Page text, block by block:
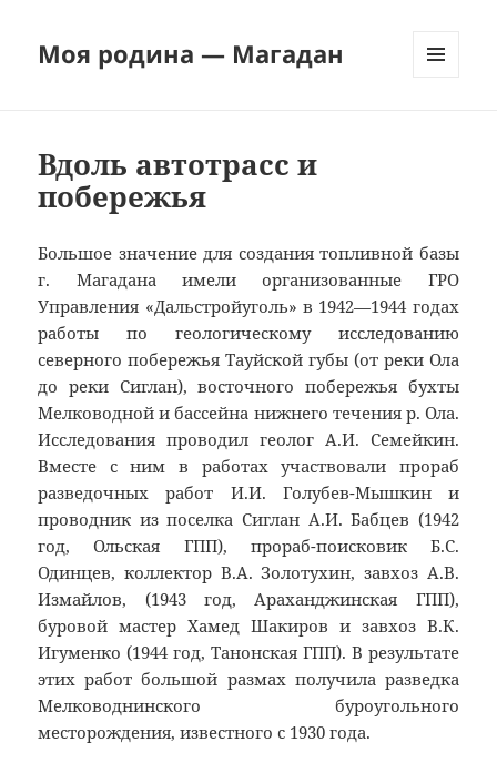
Моя родина — Магадан
Вдоль автотрасс и
побережья
Большое значение для создания топливной базы
г. Магадана имели организованные ГРО
Управления «Дальстройуголь» в 1942—1944 годах
работы по геологическому исследованию
северного побережья Тауйской губы (от реки Ола
до реки Сиглан), восточного побережья бухты
Мелководной и бассейна нижнего течения р. Ола.
Исследования проводил геолог А.И. Семейкин.
Вместе с ним в работах участвовали прораб
разведочных работ И.И. Голубев-Мышкин и
проводник из поселка Сиглан А.И. Бабцев (1942
год, Ольская ГПП), прораб-поисковик Б.С.
Одинцев, коллектор В.А. Золотухин, завхоз А.В.
Измайлов, (1943 год, Араханджинская ГПП),
буровой мастер Хамед Шакиров и завхоз В.К.
Игуменко (1944 год, Танонская ГПП). В результате
этих работ большой размах получила разведка
Мелководнинского буроугольного
месторождения, известного с 1930 года.